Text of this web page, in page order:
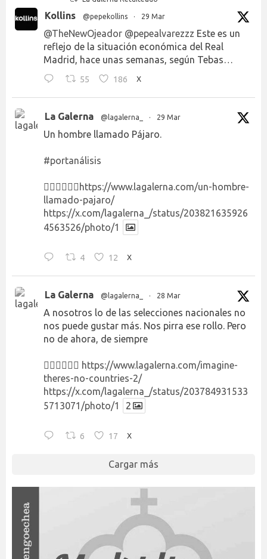
Kollins @pepekollins · 29 Mar
@TheNewOjeador @pepealvarezzz Este es un
reflejo de la situación económica del Real
Madrid, hace unas semanas, según Tebas…
55 186 X
La Galerna @lagalerna_ · 29 Mar
Un hombre llamado Pájaro.
#portanálisis
👉🏻👉🏻👉🏻 https://www.lagalerna.com/un-hombre-
llamado-pajaro/
https://x.com/lagalerna_/status/203821635926
4563526/photo/1
4 12 X
La Galerna @lagalerna_ · 28 Mar
A nosotros lo de las selecciones nacionales no
nos puede gustar más. Nos pirra ese rollo. Pero
no de ahora, de siempre
👉🏻👉🏻👉🏻 https://www.lagalerna.com/imagine-
theres-no-countries-2/
https://x.com/lagalerna_/status/203784931533
5713071/photo/1
2
6 17 X
Cargar más